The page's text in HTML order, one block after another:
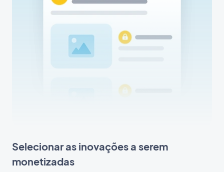
Selecionar as inovações a serem
monetizadas